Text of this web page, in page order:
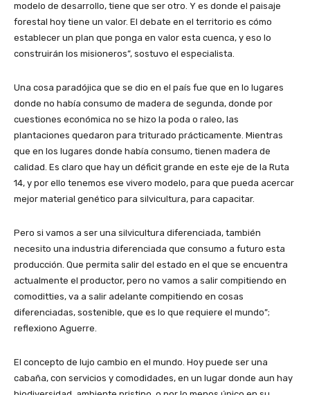
modelo de desarrollo, tiene que ser otro. Y es donde el paisaje
forestal hoy tiene un valor. El debate en el territorio es cómo
establecer un plan que ponga en valor esta cuenca, y eso lo
construirán los misioneros”, sostuvo el especialista.
Una cosa paradójica que se dio en el país fue que en lo lugares
donde no había consumo de madera de segunda, donde por
cuestiones económica no se hizo la poda o raleo, las
plantaciones quedaron para triturado prácticamente. Mientras
que en los lugares donde había consumo, tienen madera de
calidad. Es claro que hay un déficit grande en este eje de la Ruta
14, y por ello tenemos ese vivero modelo, para que pueda acercar
mejor material genético para silvicultura, para capacitar.
Pero si vamos a ser una silvicultura diferenciada, también
necesito una industria diferenciada que consumo a futuro esta
producción. Que permita salir del estado en el que se encuentra
actualmente el productor, pero no vamos a salir compitiendo en
comoditties, va a salir adelante compitiendo en cosas
diferenciadas, sostenible, que es lo que requiere el mundo”;
reflexiono Aguerre.
El concepto de lujo cambio en el mundo. Hoy puede ser una
cabaña, con servicios y comodidades, en un lugar donde aun hay